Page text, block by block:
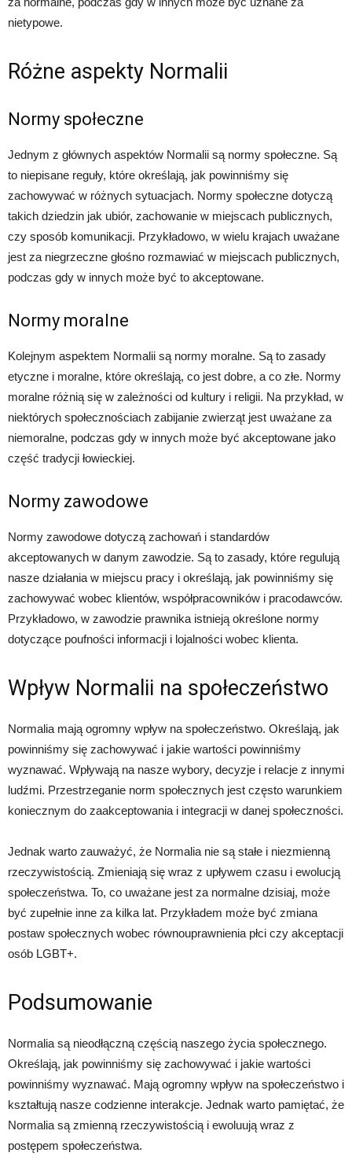
nietypowe.
Różne aspekty Normalii
Normy społeczne
Jednym z głównych aspektów Normalii są normy społeczne. Są
to niepisane reguły, które określają, jak powinniśmy się
zachowywać w różnych sytuacjach. Normy społeczne dotyczą
takich dziedzin jak ubiór, zachowanie w miejscach publicznych,
czy sposób komunikacji. Przykładowo, w wielu krajach uważane
jest za niegrzeczne głośno rozmawiać w miejscach publicznych,
podczas gdy w innych może być to akceptowane.
Normy moralne
Kolejnym aspektem Normalii są normy moralne. Są to zasady
etyczne i moralne, które określają, co jest dobre, a co złe. Normy
moralne różnią się w zależności od kultury i religii. Na przykład, w
niektórych społecznościach zabijanie zwierząt jest uważane za
niemoralne, podczas gdy w innych może być akceptowane jako
część tradycji łowieckiej.
Normy zawodowe
Normy zawodowe dotyczą zachowań i standardów
akceptowanych w danym zawodzie. Są to zasady, które regulują
nasze działania w miejscu pracy i określają, jak powinniśmy się
zachowywać wobec klientów, współpracowników i pracodawców.
Przykładowo, w zawodzie prawnika istnieją określone normy
dotyczące poufności informacji i lojalności wobec klienta.
Wpływ Normalii na społeczeństwo
Normalia mają ogromny wpływ na społeczeństwo. Określają, jak
powinniśmy się zachowywać i jakie wartości powinniśmy
wyznawać. Wpływają na nasze wybory, decyzje i relacje z innymi
ludźmi. Przestrzeganie norm społecznych jest często warunkiem
koniecznym do zaakceptowania i integracji w danej społeczności.
Jednak warto zauważyć, że Normalia nie są stałe i niezmienną
rzeczywistością. Zmieniają się wraz z upływem czasu i ewolucją
społeczeństwa. To, co uważane jest za normalne dzisiaj, może
być zupełnie inne za kilka lat. Przykładem może być zmiana
postaw społecznych wobec równouprawnienia płci czy akceptacji
osób LGBT+.
Podsumowanie
Normalia są nieodłączną częścią naszego życia społecznego.
Określają, jak powinniśmy się zachowywać i jakie wartości
powinniśmy wyznawać. Mają ogromny wpływ na społeczeństwo i
kształtują nasze codzienne interakcje. Jednak warto pamiętać, że
Normalia są zmienną rzeczywistością i ewoluują wraz z
postępem społeczeństwa.